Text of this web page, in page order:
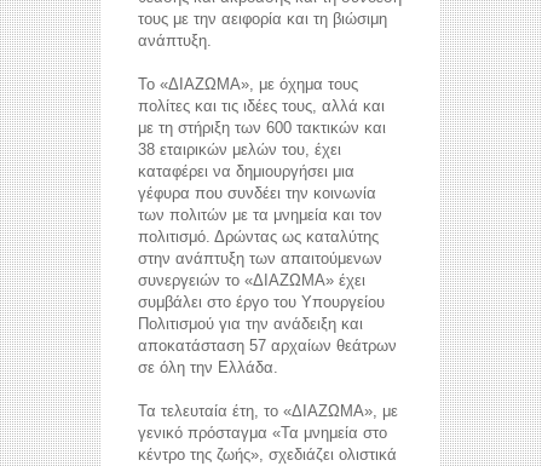
τους με την αειφορία και τη βιώσιμη
ανάπτυξη.
Το «ΔΙΑΖΩΜΑ», με όχημα τους
πολίτες και τις ιδέες τους, αλλά και
με τη στήριξη των 600 τακτικών και
38 εταιρικών μελών του, έχει
καταφέρει να δημιουργήσει μια
γέφυρα που συνδέει την κοινωνία
των πολιτών με τα μνημεία και τον
πολιτισμό. Δρώντας ως καταλύτης
στην ανάπτυξη των απαιτούμενων
συνεργειών το «ΔΙΑΖΩΜΑ» έχει
συμβάλει στο έργο του Υπουργείου
Πολιτισμού για την ανάδειξη και
αποκατάσταση 57 αρχαίων θεάτρων
σε όλη την Ελλάδα.
Τα τελευταία έτη, το «ΔΙΑΖΩΜΑ», με
γενικό πρόσταγμα «Τα μνημεία στο
κέντρο της ζωής», σχεδιάζει ολιστικά